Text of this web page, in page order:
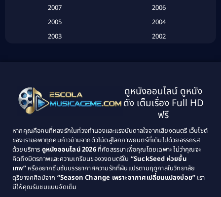
Classic หนังคลาสสิก(25)
Classic หนังคลาสสิก(134)
Classic หนังคลาสสิก(21)
Comedy ตลก(515)
Comedy ตลก(46)
2007
2006
2005
2004
2003
2002
1995
1994
1993
1992
1989
1988
1987
1986
1985
1984
1983
1982
ดูหนังออนไลน์ ดูหนัง
ดัง เต็มเรื่อง Full HD
ฟรี
หากคุณคือคนที่หลงรักในท่วงทำนองและแรงบันดาลใจจากเสียงดนตรี เว็บไซต์
ของเราขอพาทุกคนก้าวข้ามจากตัวโน้ตสู่โลกภาพยนตร์ที่เต็มไปด้วยอรรถรส
ด้วยบริการ ดูหนังออนไลน์ 2026ที่คัดสรรมาเพื่อคุณโดยเฉพาะ ไม่ว่าคุณจะ
คิดถึงมิตรภาพและความเกรียนของวงดนตรีใน “SuckSeed ห่วยขั้น
เทพ”หรืออยากซึมซับบรรยากาศความรักที่ผันแปรตามฤดูกาลในวิทยาลัย
ดุริยางคศิลป์จาก “Season Change เพราะอากาศเปลี่ยนแปลงบ่อย” เรา
มีให้คุณรับชมแบบจัดเต็ม